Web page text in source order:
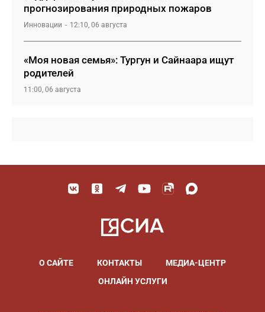
прогнозирования природных пожаров
Инновации 12:10, 06 августа
«Моя новая семья»: Тургун и Сайнаара ищут
родителей
11:00, 06 августа
О САЙТЕ КОНТАКТЫ
МЕДИА-ЦЕНТР
ОНЛАЙН УСЛУГИ